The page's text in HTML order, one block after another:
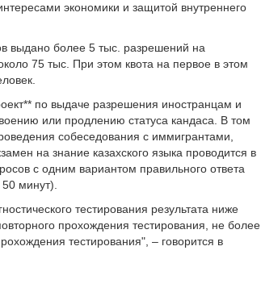
экономики и защитой внутреннего
выдано более 5 тыс. разрешений на
75 тыс. При этом квота на первое в этом
по выдаче разрешения иностранцам и
или продлению статуса кандаса. В том
собеседования с иммигрантами,
на знание казахского языка проводится в
с одним вариантом правильного ответа
минут).
тестирования результата ниже
прохождения тестирования, не более
тестирования", – говорится в